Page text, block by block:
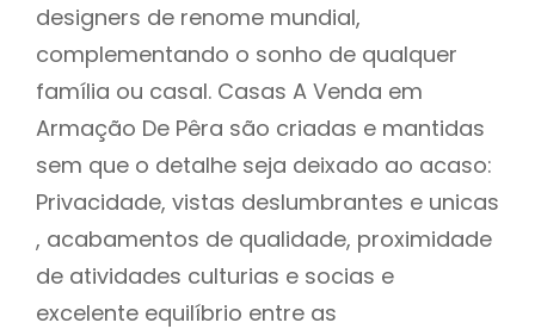
designers de renome mundial,
complementando o sonho de qualquer
família ou casal. Casas A Venda em
Armação De Pêra são criadas e mantidas
sem que o detalhe seja deixado ao acaso:
Privacidade, vistas deslumbrantes e unicas
, acabamentos de qualidade, proximidade
de atividades culturias e socias e
excelente equilíbrio entre as